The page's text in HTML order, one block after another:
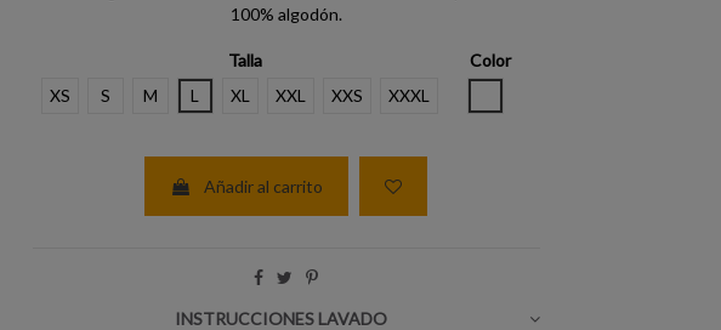
100% algodón.
Talla
XS
S M L XL XXL XXS XXXL
Color
Añadir al carrito
INSTRUCCIONES LAVADO